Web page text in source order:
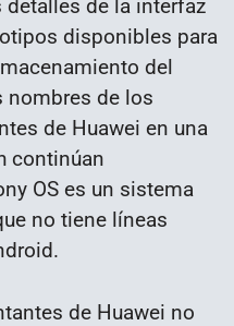
de la interfaz
disponibles para
del
nombres de los
de Huawei en una
continúan
OS es un sistema
no tiene líneas
de Huawei no